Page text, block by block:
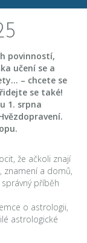
povinností,
učení se a
– chcete se
se také!
1. srpna
že ačkoli znají
znamení a domů,
příběh
o astrologii,
astrologické